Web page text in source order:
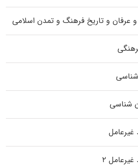
عرفان و تاریخ فرهنگ و تمدن اسلامی
شناسی
شناسی
غیرعامل
۲